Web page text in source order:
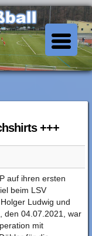
+++
auf ihren ersten
beim LSV
Ludwig und
den 04.07.2021, war
mit